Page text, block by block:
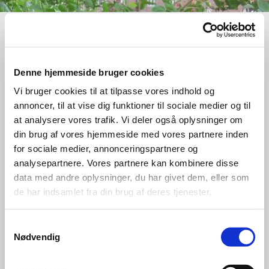
Denne hjemmeside bruger cookies
Vi bruger cookies til at tilpasse vores indhold og
annoncer, til at vise dig funktioner til sociale medier og til
at analysere vores trafik. Vi deler også oplysninger om
din brug af vores hjemmeside med vores partnere inden
for sociale medier, annonceringspartnere og
analysepartnere. Vores partnere kan kombinere disse
data med andre oplysninger, du har givet dem, eller som
de har indsamlet fra din brug af deres tjenester.
Nødvendig
Aflevering & afhentning
Når I bringer jeres barn skal det gerne ske, så
både I og vi er trygge, således at I har følelsen
af, at jeres barn er modtaget og personalet er
klar over, at I er gået. Vi vil altid gerne vinke
Når I henter Jeres barn igen, er det vigtigt at